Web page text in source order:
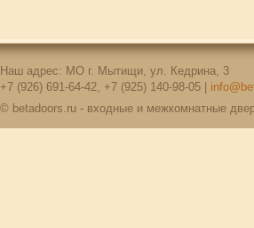
Наш адрес: МО г. Мытищи, ул. Кедрина, 3
+7 (926) 691-64-42, +7 (925) 140-98-05 |
© betadoors.ru - входные и межкомнатные